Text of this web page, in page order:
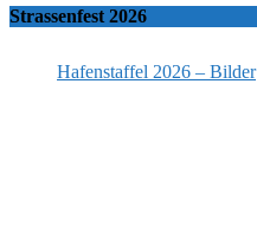
Strassenfest 2026
Hafenstaffel 2026 – Bilder